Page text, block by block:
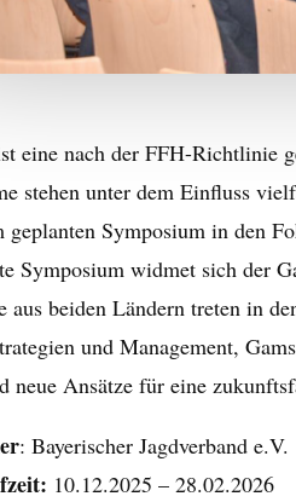
eine nach der FFH-Richtlinie
stehen unter dem Einfluss
geplanten Symposium in den
Symposium widmet sich der
aus beiden Ländern treten in
und Management,
neue Ansätze für eine
: Bayerischer Jagdverband e.V.
10.12.2025 – 28.02.2026